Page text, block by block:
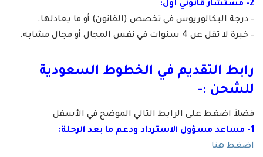
2- مستشار قانوني أول:
– درجة البكالوريوس في تخصص (القانون) أو ما يعادلها.
– خبرة لا تقل عن 4 سنوات في نفس المجال أو مجال مشابه.
رابط التقديم في الخطوط السعودية
للشحن :-
فضلاَ اضغط على الرابط التالي الموضح في الأسفل
1- مساعد مسؤول الاسترداد ودعم ما بعد الرحلة:
اضغط هنا